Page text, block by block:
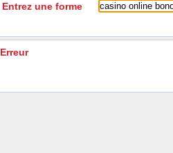
Entrez une forme
Erreur